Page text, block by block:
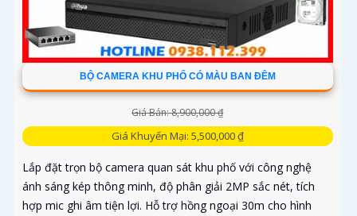
BỘ CAMERA KHU PHỐ CÓ MÀU BAN ĐÊM
Giá Bán: 8,900,000 ₫
Giá Khuyến Mại: 5,500,000 ₫
Lắp đặt trọn bộ camera quan sát khu phố với công nghệ
ánh sáng kép thông minh, độ phân giải 2MP sắc nét, tích
hợp mic ghi âm tiện lợi. Hỗ trợ hồng ngoại 30m cho hình